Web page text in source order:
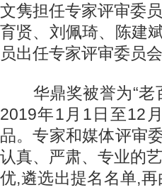
文隽担任专家评审委
育贤、刘佩琦、陈建
员出任专家评审委员
华鼎奖被誉为“老
2019年1月1日至12
品。专家和媒体评审
认真、严肃、专业的
优,遴选出提名名单,